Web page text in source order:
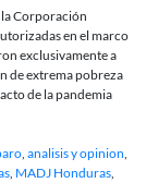
Corporación
en el marco
exclusivamente a
de extrema pobreza
de la pandemia
, analisis y opinion,
, MADJ Honduras,